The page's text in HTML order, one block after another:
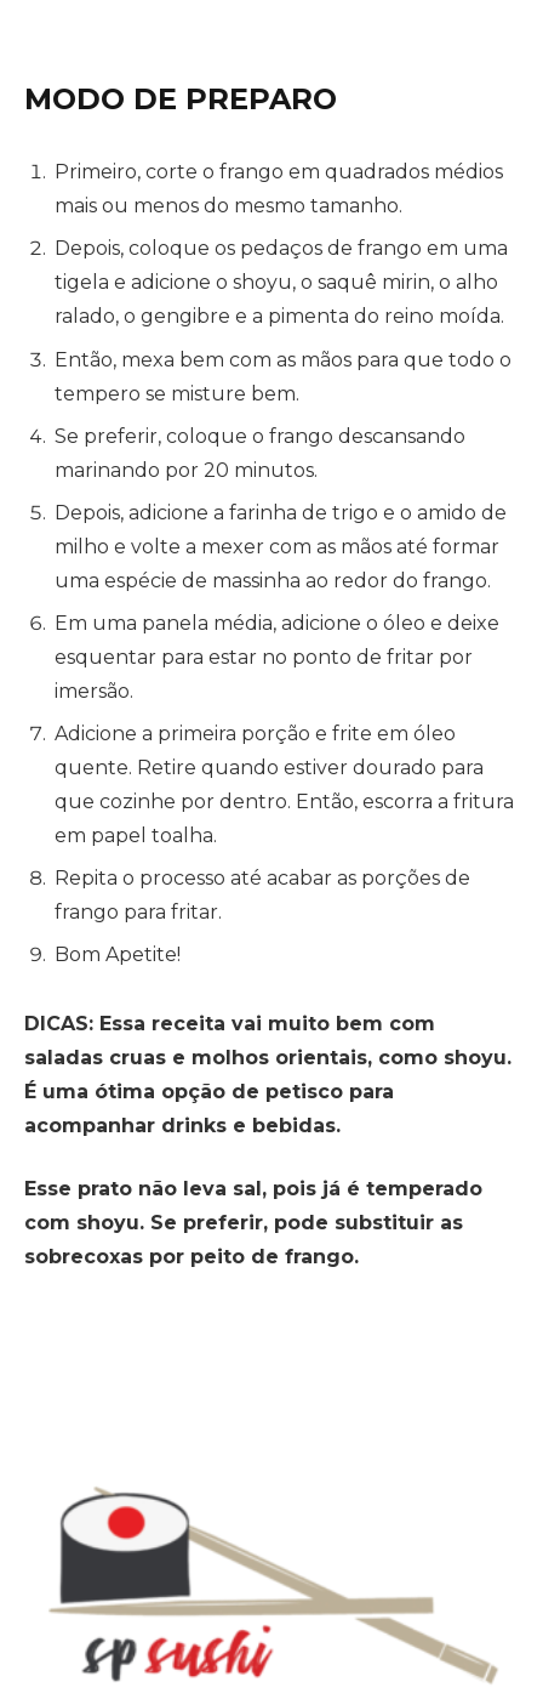
MODO DE PREPARO
Primeiro, corte o frango em quadrados médios
mais ou menos do mesmo tamanho.
Depois, coloque os pedaços de frango em uma
tigela e adicione o shoyu, o saquê mirin, o alho
ralado, o gengibre e a pimenta do reino moída.
Então, mexa bem com as mãos para que todo o
tempero se misture bem.
Se preferir, coloque o frango descansando
marinando por 20 minutos.
Depois, adicione a farinha de trigo e o amido de
milho e volte a mexer com as mãos até formar
uma espécie de massinha ao redor do frango.
Em uma panela média, adicione o óleo e deixe
esquentar para estar no ponto de fritar por
imersão.
Adicione a primeira porção e frite em óleo
quente. Retire quando estiver dourado para
que cozinhe por dentro. Então, escorra a fritura
em papel toalha.
Repita o processo até acabar as porções de
frango para fritar.
Bom Apetite!
DICAS: Essa receita vai muito bem com
saladas cruas e molhos orientais, como shoyu.
É uma ótima opção de petisco para
acompanhar drinks e bebidas.
Esse prato não leva sal, pois já é temperado
com shoyu. Se preferir, pode substituir as
sobrecoxas por peito de frango.